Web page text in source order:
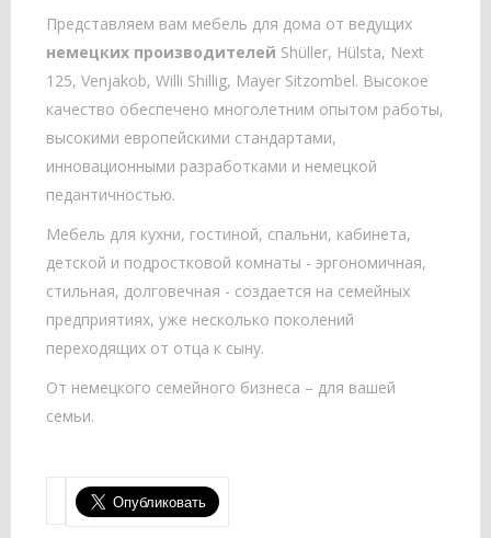
Представляем вам мебель для дома от ведущих
немецких производителей Shüller, Hülsta, Next
125, Venjakob, Willi Shillig, Mayer Sitzombel. Высокое
качество обеспечено многолетним опытом работы,
высокими европейскими стандартами,
инновационными разработками и немецкой
педантичностью.
Мебель для кухни, гостиной, спальни, кабинета,
детской и подростковой комнаты - эргономичная,
стильная, долговечная - создается на семейных
предприятиях, уже несколько поколений
переходящих от отца к сыну.
От немецкого семейного бизнеса – для вашей
семьи.